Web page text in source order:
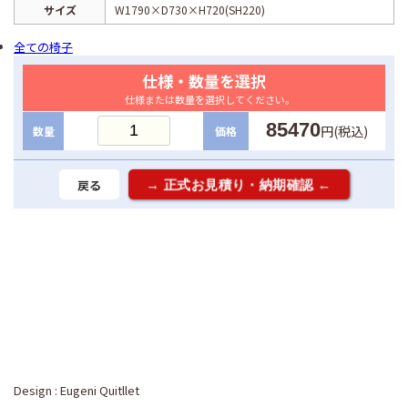
サイズ
W1790×D730×H720(SH220)
全ての椅子
仕様・数量を選択
仕様または数量を選択してください。
数量 価格 85470円(税込)
戻る
Design : Eugeni Quitllet